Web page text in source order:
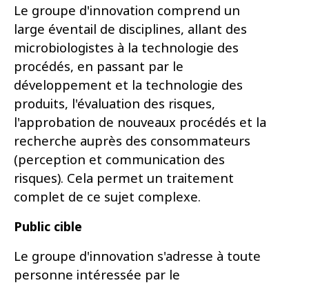
Le groupe d'innovation comprend un
large éventail de disciplines, allant des
microbiologistes à la technologie des
procédés, en passant par le
développement et la technologie des
produits, l'évaluation des risques,
l'approbation de nouveaux procédés et la
recherche auprès des consommateurs
(perception et communication des
risques). Cela permet un traitement
complet de ce sujet complexe.
Public cible
Le groupe d'innovation s'adresse à toute
personne intéressée par le